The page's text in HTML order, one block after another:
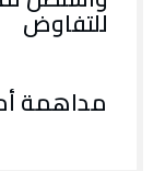
للتفاوض
مداهمة